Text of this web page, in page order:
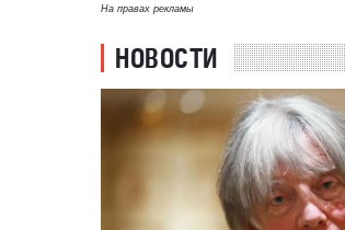
На правах рекламы
НОВОСТИ